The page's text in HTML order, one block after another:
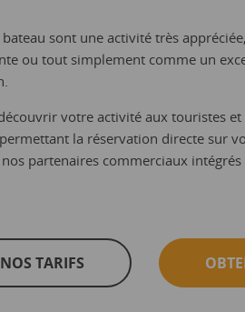
sont une activité très
ou tout simplement comme un
votre activité aux touristes
la réservation directe sur
partenaires commerciaux
TARIFS